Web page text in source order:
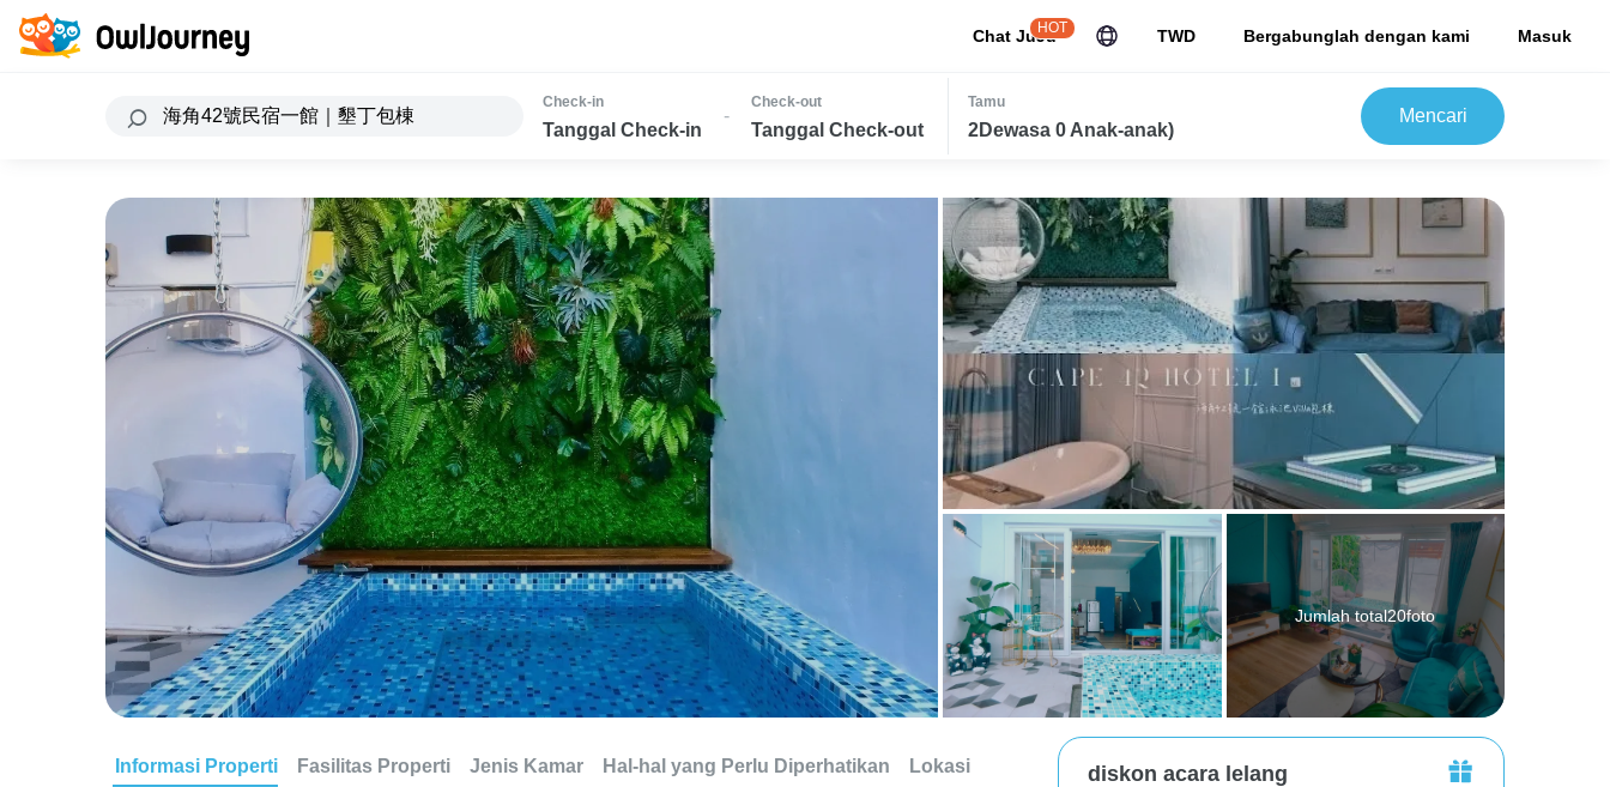
Chat JuJu
HOT TWD Bergabunglah dengan kami Masuk
Check-in
Tanggal Check-in
-
Check-out
Tanggal Check-out
Tamu
2Dewasa 0 Anak-anak)
Mencari
Jumlah total20foto
Informasi Properti Fasilitas Properti Jenis Kamar Hal-hal yang Perlu Diperhatikan Lokasi diskon acara lelang